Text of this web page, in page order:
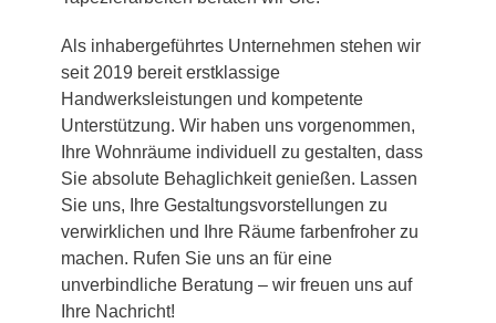
Als inhabergeführtes Unternehmen stehen wir
seit 2019 bereit erstklassige
Handwerksleistungen und kompetente
Unterstützung. Wir haben uns vorgenommen,
Ihre Wohnräume individuell zu gestalten, dass
Sie absolute Behaglichkeit genießen. Lassen
Sie uns, Ihre Gestaltungsvorstellungen zu
verwirklichen und Ihre Räume farbenfroher zu
machen. Rufen Sie uns an für eine
unverbindliche Beratung – wir freuen uns auf
Ihre Nachricht!